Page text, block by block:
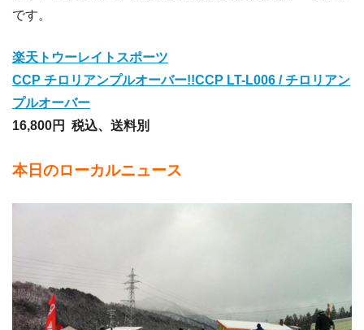
です。
楽天トウーレイトスポーツ
CCP チロリアンプルオーバー!!CCP LT-L006 / チロリアン
プルオーバー
16,800円 税込、送料別
本日のローカルニュース